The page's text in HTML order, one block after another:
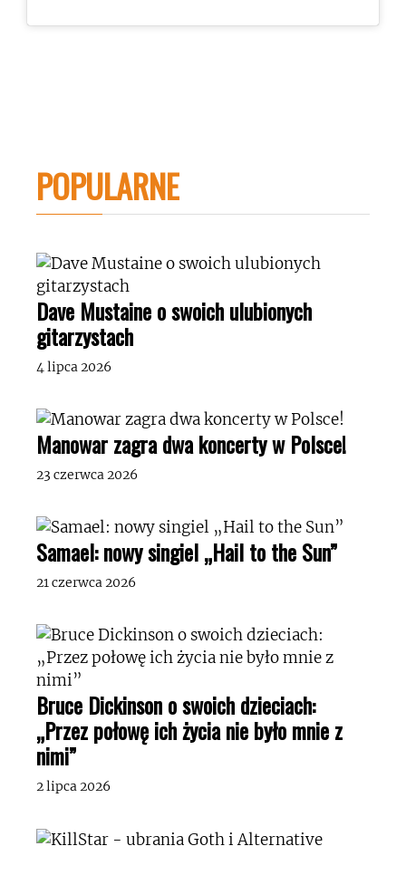
POPULARNE
Dave Mustaine o swoich ulubionych
gitarzystach
4 lipca 2026
Manowar zagra dwa koncerty w Polsce!
23 czerwca 2026
Samael: nowy singiel „Hail to the Sun”
21 czerwca 2026
Bruce Dickinson o swoich dzieciach:
„Przez połowę ich życia nie było mnie z
nimi”
2 lipca 2026